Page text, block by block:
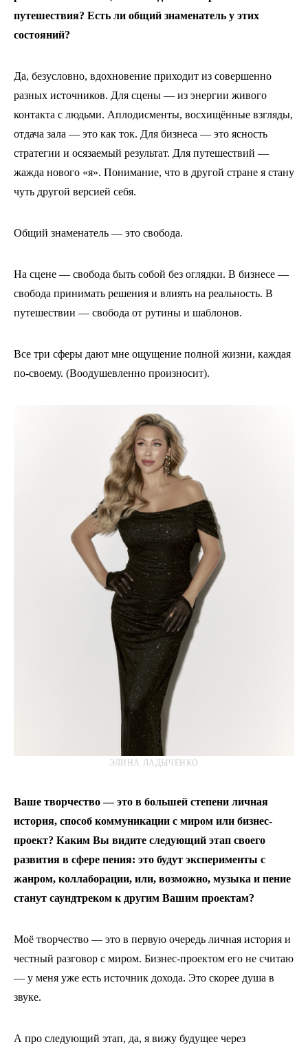
путешествия? Есть ли общий знаменатель у этих
состояний?
Да, безусловно, вдохновение приходит из совершенно
разных источников. Для сцены — из энергии живого
контакта с людьми. Аплодисменты, восхищённые взгляды,
отдача зала — это как ток. Для бизнеса — это ясность
стратегии и осязаемый результат. Для путешествий —
жажда нового «я». Понимание, что в другой стране я стану
чуть другой версией себя.
Общий знаменатель — это свобода.
На сцене — свобода быть собой без оглядки. В бизнесе —
свобода принимать решения и влиять на реальность. В
путешествии — свобода от рутины и шаблонов.
Все три сферы дают мне ощущение полной жизни, каждая
по-своему. (Воодушевленно произносит).
ЭЛИНА ЛАДЫЧЕНКО
Ваше творчество — это в большей степени личная
история, способ коммуникации с миром или бизнес-
проект? Каким Вы видите следующий этап своего
развития в сфере пения: это будут эксперименты с
жанром, коллаборации, или, возможно, музыка и пение
станут саундтреком к другим Вашим проектам?
Моё творчество — это в первую очередь личная история и
честный разговор с миром. Бизнес-проектом его не считаю
— у меня уже есть источник дохода. Это скорее душа в
звуке.
А про следующий этап, да, я вижу будущее через